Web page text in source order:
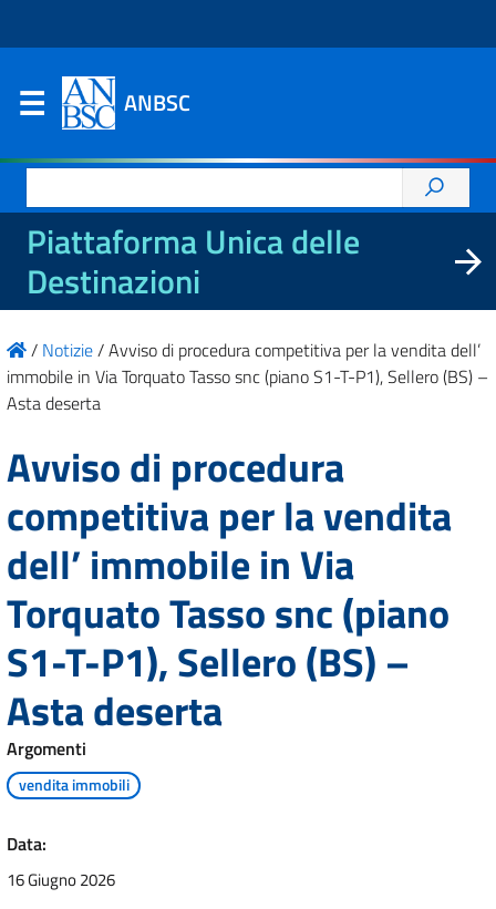
ANBSC
per:
Piattaforma Unica delle
Destinazioni
/ Notizie/Avviso di procedura competitiva per la vendita dell’
immobile in Via Torquato Tasso snc (piano S1-T-P1), Sellero (BS) –
Asta deserta
Avviso di procedura
competitiva per la vendita
dell’ immobile in Via
Torquato Tasso snc (piano
S1-T-P1), Sellero (BS) –
Asta deserta
Argomenti
vendita immobili
Data:
16 Giugno 2026